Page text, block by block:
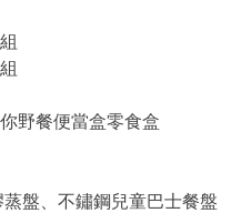
野餐便當盒零食盒
盤、不鏽鋼兒童巴士餐盤